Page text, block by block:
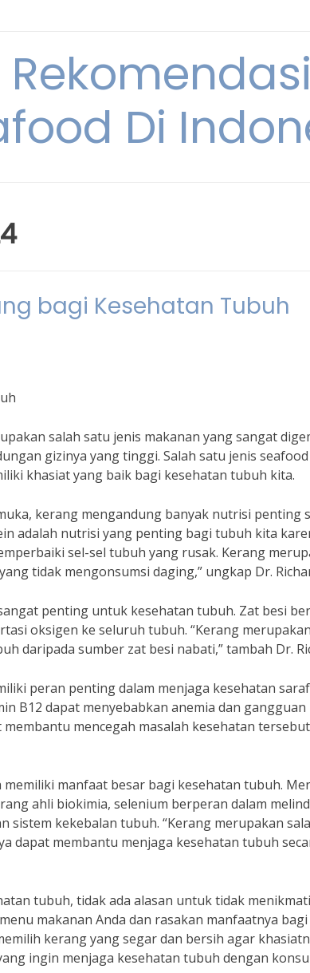
Di
bagi Kesehatan Tubuh
salah satu jenis makanan yang sangat
gizinya yang tinggi. Salah satu jenis
khasiat yang baik bagi kesehatan tubuh kita.
kerang mengandung banyak nutrisi penting
adalah nutrisi yang penting bagi tubuh kita
sel-sel tubuh yang rusak. Kerang
tidak mengonsumsi daging,” ungkap Dr.
penting untuk kesehatan tubuh. Zat besi
oksigen ke seluruh tubuh. “Kerang
daripada sumber zat besi nabati,” tambah Dr.
peran penting dalam menjaga kesehatan
B12 dapat menyebabkan anemia dan gangguan
mencegah masalah kesehatan
manfaat besar bagi kesehatan tubuh.
ahli biokimia, selenium berperan dalam
kekebalan tubuh. “Kerang merupakan
dapat membantu menjaga kesehatan tubuh
tubuh, tidak ada alasan untuk tidak
makanan Anda dan rasakan manfaatnya bagi
kerang yang segar dan bersih agar
ingin menjaga kesehatan tubuh dengan